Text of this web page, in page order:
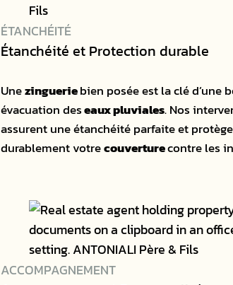
ÉTANCHÉITÉ
Étanchéité et Protection durable
Unezingueriebien posée est la clé d’une
évacuation deseaux pluviales. Nos
assurent une étanchéité parfaite et
durablement votrecouverturecontre les
ACCOMPAGNEMENT